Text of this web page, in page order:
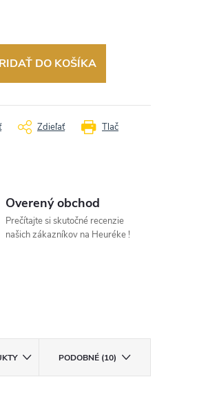
DO KOŠÍKA
Tlač
Zdieľať
Overený obchod
Prečítajte si skutočné recenzie
našich zákazníkov na Heuréke !
PODOBNÉ (10)